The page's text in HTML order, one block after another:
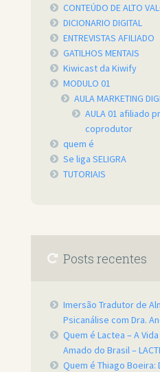
CONTEÚDO DE ALTO
DICIONARIO DIGITAL
ENTREVISTAS AFILIADO
GATILHOS MENTAIS
Kiwicast da Kiwify
MODULO 01
AULA MARKETING
AULA 01 afiliado
coprodutor
quem é
Se liga SELIGRA
TUTORIAIS
Posts recentes
Imersão Tradutor de
Psicanálise com Dra.
Quem é Lactea – A
Amado do Brasil –
Quem é Thiago Boeira: